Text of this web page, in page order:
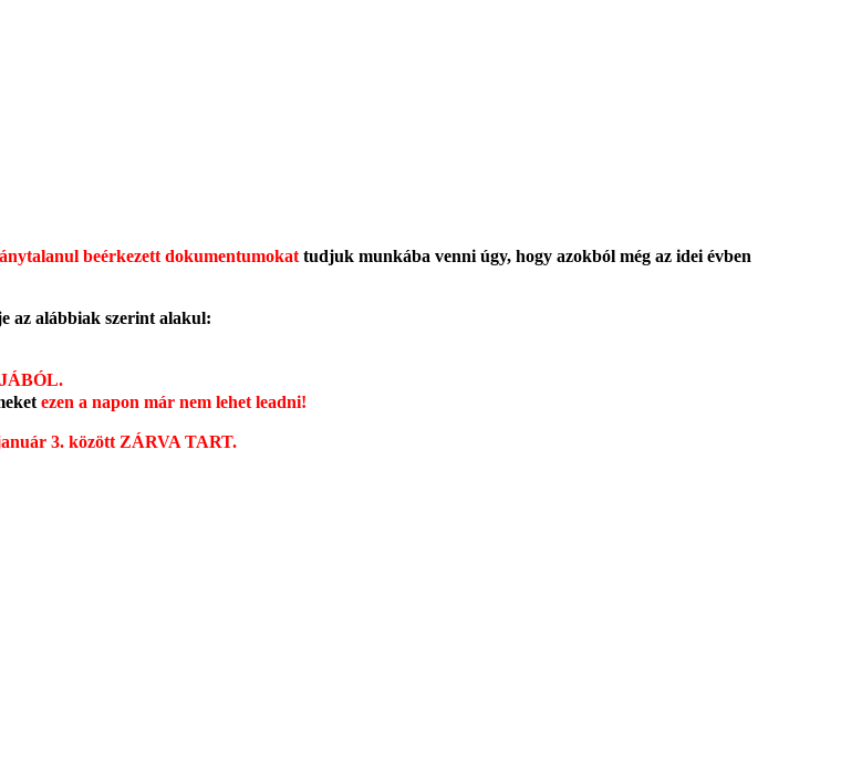
beérkezett dokumentumokat tudjuk munkába venni úgy, hogy azokból még az idei évben
az alábbiak szerint alakul:
ezen a napon már nem lehet leadni!
3. között ZÁRVA TART.